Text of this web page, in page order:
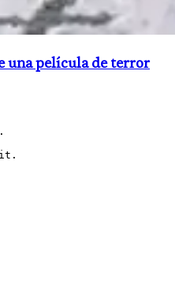
una película de terror